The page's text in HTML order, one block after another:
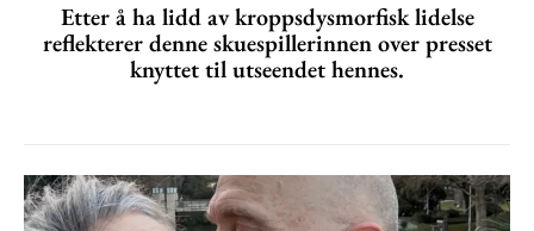
Etter å ha lidd av kroppsdysmorfisk lidelse
reflekterer denne skuespillerinnen over presset
knyttet til utseendet hennes.